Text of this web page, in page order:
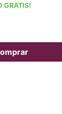
GRATIS!